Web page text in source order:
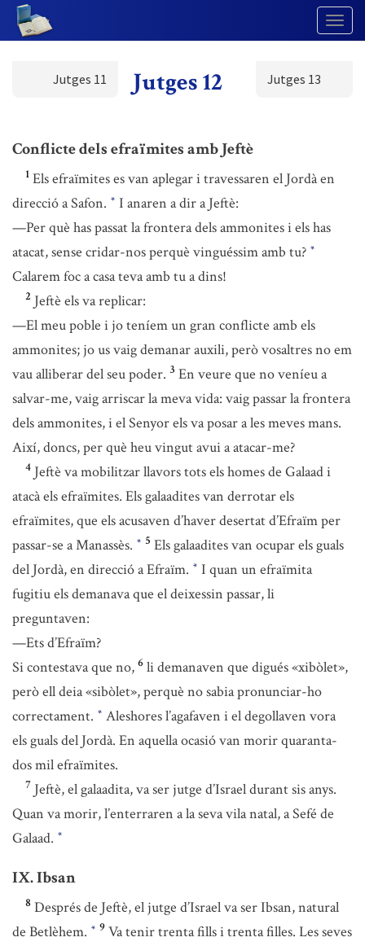
Jutges 11 Jutges 12 Jutges 13
Conflicte dels efraïmites amb Jeftè
1 Els efraïmites es van aplegar i travessaren el Jordà en
direcció a Safon. * I anaren a dir a Jeftè:
—Per què has passat la frontera dels ammonites i els has
atacat, sense cridar-nos perquè vinguéssim amb tu? *
Calarem foc a casa teva amb tu a dins!
2 Jeftè els va replicar:
—El meu poble i jo teníem un gran conflicte amb els
ammonites; jo us vaig demanar auxili, però vosaltres no em
vau alliberar del seu poder. 3 En veure que no veníeu a
salvar-me, vaig arriscar la meva vida: vaig passar la frontera
dels ammonites, i el Senyor els va posar a les meves mans.
Així, doncs, per què heu vingut avui a atacar-me?
4 Jeftè va mobilitzar llavors tots els homes de Galaad i
atacà els efraïmites. Els galaadites van derrotar els
efraïmites, que els acusaven d’haver desertat d’Efraïm per
passar-se a Manassès. * 5 Els galaadites van ocupar els guals
del Jordà, en direcció a Efraïm. * I quan un efraïmita
fugitiu els demanava que el deixessin passar, li
preguntaven:
—Ets d’Efraïm?
Si contestava que no, 6 li demanaven que digués «xibòlet»,
però ell deia «sibòlet», perquè no sabia pronunciar-ho
correctament. * Aleshores l’agafaven i el degollaven vora
els guals del Jordà. En aquella ocasió van morir quaranta-
dos mil efraïmites.
7 Jeftè, el galaadita, va ser jutge d’Israel durant sis anys.
Quan va morir, l’enterraren a la seva vila natal, a Sefé de
Galaad. *
IX. Ibsan
8 Després de Jeftè, el jutge d’Israel va ser Ibsan, natural
de Betlèhem. * 9 Va tenir trenta fills i trenta filles. Les seves